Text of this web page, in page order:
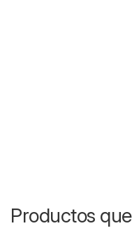
Productos